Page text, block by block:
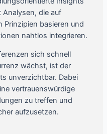
die auf
basieren und
nahtlos integrieren.
sich schnell
wächst, ist der
unverzichtbar. Dabei
vertrauenswürdige
zu treffen und
aufzusetzen.